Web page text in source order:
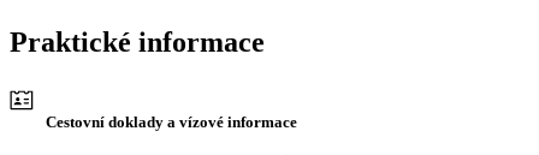
Praktické informace
Cestovní doklady a vízové informace